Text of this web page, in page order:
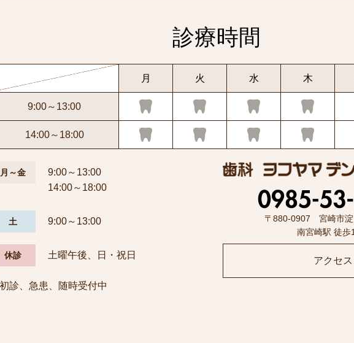
診療時間
月 火 水 木
9:00～13:00
14:00～18:00
月～金
9:00～13:00
14:00～18:00
土 9:00～13:00
休診 土曜午後、日・祝日
診、急患、随時受付中
〒880-0907 宮崎市淀
南宮崎駅 徒歩
アクセス